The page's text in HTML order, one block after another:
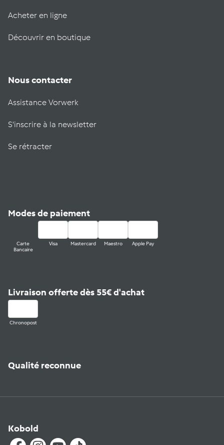
Acheter en ligne
Découvrir en boutique
Nous contacter
Assistance Vorwerk
S'inscrire à la newsletter
Se rétracter
Modes de paiement
Carte
Bancaire
Visa Mastercard Maestro Apple Pay
Livraison offerte dès 55€ d'achat
Chronopost
Qualité reconnue
Kobold